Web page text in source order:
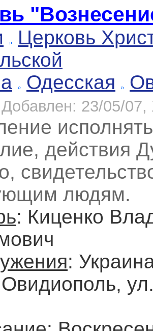
Церковь
Одесская
23/05/07,
действия
людям.
: Киценко
:
Овидиополь,